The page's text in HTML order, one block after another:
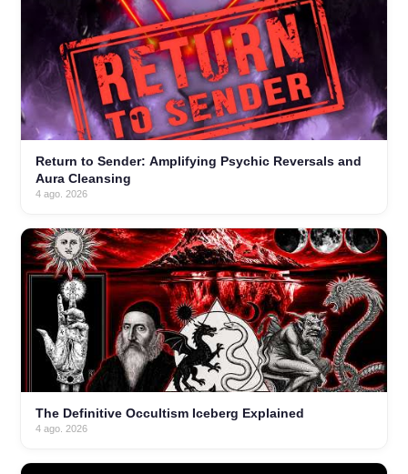
Return to Sender: Amplifying Psychic Reversals and
Aura Cleansing
4 ago. 2026
The Definitive Occultism Iceberg Explained
4 ago. 2026